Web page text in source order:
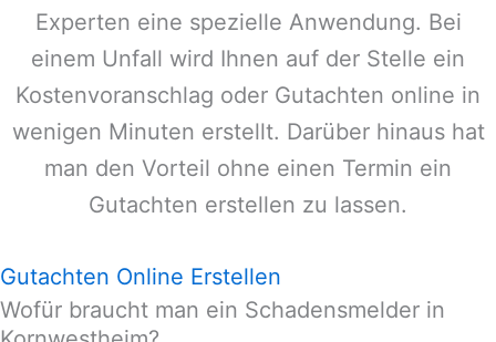
Experten eine spezielle Anwendung. Bei
einem Unfall wird Ihnen auf der Stelle ein
Kostenvoranschlag oder Gutachten online in
wenigen Minuten erstellt. Darüber hinaus hat
man den Vorteil ohne einen Termin ein
Gutachten erstellen zu lassen.
Gutachten Online Erstellen
Wofür braucht man ein Schadensmelder in